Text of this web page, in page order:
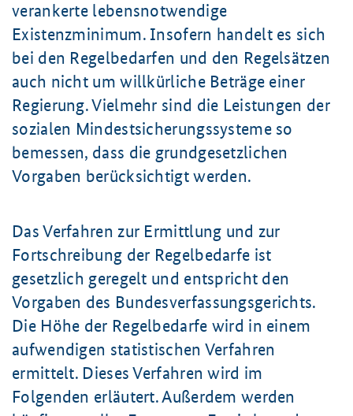
verankerte lebensnotwendige
Existenzminimum. Insofern handelt es sich
bei den Regelbedarfen und den Regelsätzen
auch nicht um willkürliche Beträge einer
Regierung. Vielmehr sind die Leistungen der
sozialen Mindestsicherungssysteme so
bemessen, dass die grundgesetzlichen
Vorgaben berücksichtigt werden.
Das Verfahren zur Ermittlung und zur
Fortschreibung der Regelbedarfe ist
gesetzlich geregelt und entspricht den
Vorgaben des Bundesverfassungsgerichts.
Die Höhe der Regelbedarfe wird in einem
aufwendigen statistischen Verfahren
ermittelt. Dieses Verfahren wird im
Folgenden erläutert. Außerdem werden